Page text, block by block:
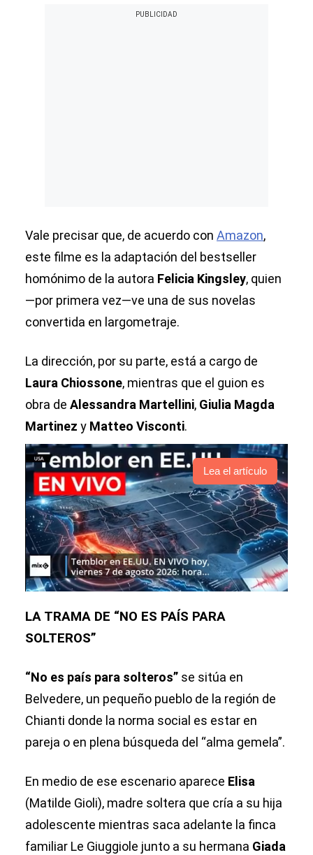
Vale precisar que, de acuerdo con Amazon,
este filme es la adaptación del bestseller
homónimo de la autora Felicia Kingsley, quien
—por primera vez—ve una de sus novelas
convertida en largometraje.
La dirección, por su parte, está a cargo de
Laura Chiossone, mientras que el guion es
obra de Alessandra Martellini, Giulia Magda
Martinez y Matteo Visconti.
Lea el artículo
LA TRAMA DE “NO ES PAÍS PARA
SOLTEROS”
“No es país para solteros” se sitúa en
Belvedere, un pequeño pueblo de la región de
Chianti donde la norma social es estar en
pareja o en plena búsqueda del “alma gemela”.
En medio de ese escenario aparece Elisa
(Matilde Gioli), madre soltera que cría a su hija
adolescente mientras saca adelante la finca
familiar Le Giuggiole junto a su hermana Giada